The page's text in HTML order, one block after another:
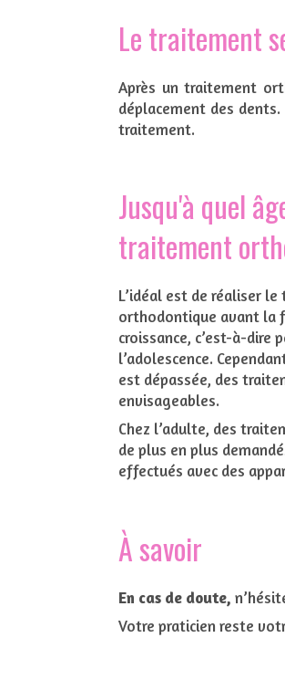
Le traitement
Après un traitement
déplacement des
traitement.
Jusqu'à quel
traitement
L’idéal est de réaliser
orthodontique avant la
croissance, c’est-à-dire
l’adolescence.
est dépassée, des
envisageables.
Chez l’adulte, des
de plus en plus
effectués avec des
À savoir
En cas de doute,
Votre praticien reste